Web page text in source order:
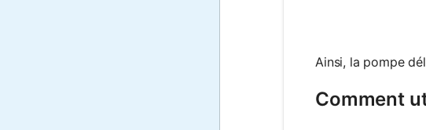
Ainsi, la pompe
Comment